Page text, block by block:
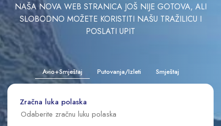
NAŠA NOVA WEB STRANICA JOŠ NIJE GOTOVA, ALI
SLOBODNO MOŽETE KORISTITI NAŠU TRAŽILICU I
POSLATI UPIT
Avio+Smještaj Putovanja/Izleti Smještaj
Zračna luka polaska